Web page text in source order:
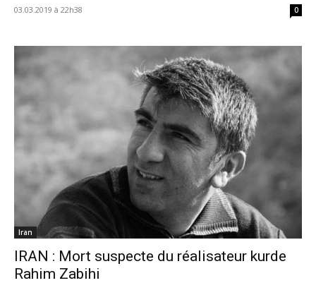
03.03.2019 à 22h38 0
Iran
IRAN : Mort suspecte du réalisateur kurde
Rahim Zabihi